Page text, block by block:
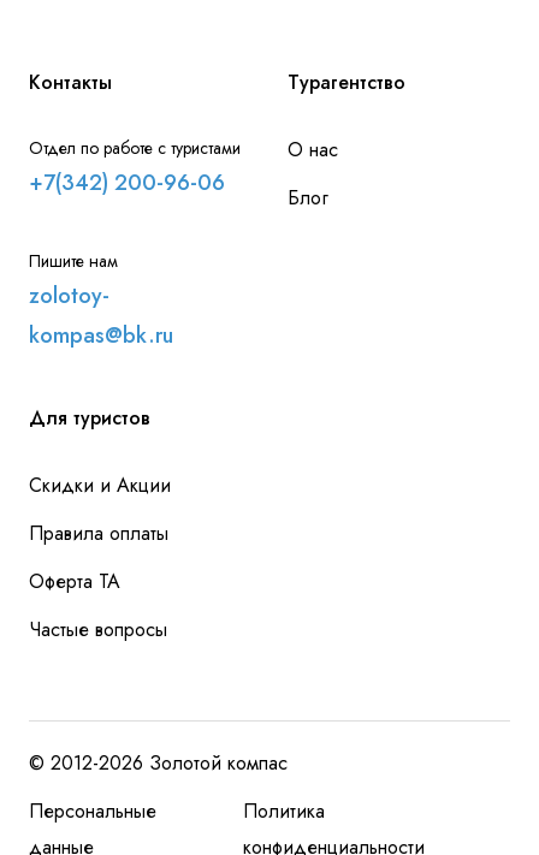
Контакты
Отдел по работе с туристами
+7(342) 200-96-06
Пишите нам
zolotoy-
kompas@bk.ru
Турагентство
О нас
Блог
Для туристов
Скидки и Акции
Правила оплаты
Оферта ТА
Частые вопросы
© 2012-2026 Золотой компас
Персональные
данные
Политика
конфиденциальности